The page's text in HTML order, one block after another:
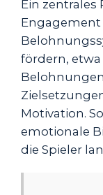
Ein
fördern,
Motivation.
emotionale
die Spieler